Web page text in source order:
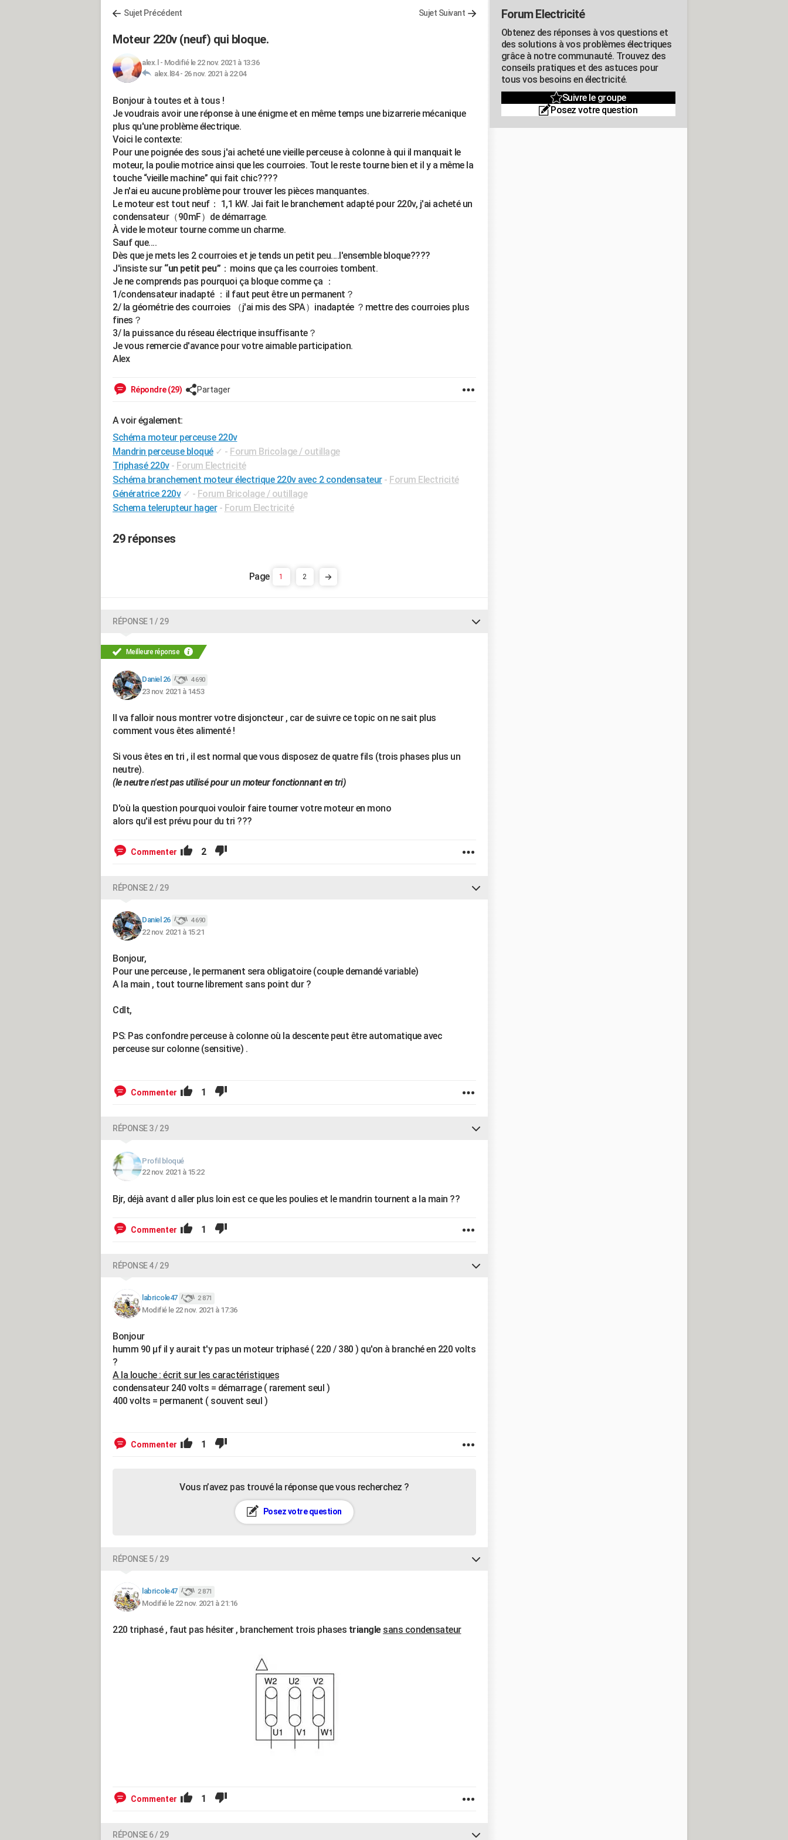
Sujet Précédent Sujet Suivant
Moteur 220v (neuf) qui bloque.
alex.l - Modifié le 22 nov. 2021 à 13:36
alex.l84 - 26 nov. 2021 à 22:04
Bonjour à toutes et à tous !
Je voudrais avoir une réponse à une énigme et en même temps une bizarrerie mécanique
plus qu'une problème électrique.
Voici le contexte:
Pour une poignée des sous j'ai acheté une vieille perceuse à colonne à qui il manquait le
moteur, la poulie motrice ainsi que les courroies. Tout le reste tourne bien et il y a même la
touche “vieille machine” qui fait chic????
Je n'ai eu aucune problème pour trouver les pièces manquantes.
Le moteur est tout neuf： 1,1 kW. Jai fait le branchement adapté pour 220v, j'ai acheté un
condensateur（90mF）de démarrage.
À vide le moteur tourne comme un charme.
Sauf que....
Dès que je mets les 2 courroies et je tends un petit peu....l'ensemble bloque????
J'insiste sur “un petit peu” ：moins que ça les courroies tombent.
Je ne comprends pas pourquoi ça bloque comme ça ：
1/condensateur inadapté ：il faut peut être un permanent？
2/ la géométrie des courroies （j'ai mis des SPA）inadaptée ？mettre des courroies plus
fines？
3/ la puissance du réseau électrique insuffisante？
Je vous remercie d'avance pour votre aimable participation.
Alex
Répondre (29) Partager
A voir également:
Schéma moteur perceuse 220v
Mandrin perceuse bloqué ✓ - Forum Bricolage / outillage
Triphasé 220v - Forum Electricité
Schéma branchement moteur électrique 220v avec 2 condensateur - Forum Electricité
Génératrice 220v ✓ - Forum Bricolage / outillage
Schema telerupteur hager - Forum Electricité
29 réponses
1 2
RÉPONSE 1 / 29
Meilleure réponse
Daniel 26 4 690
23 nov. 2021 à 14:53
Il va falloir nous montrer votre disjoncteur , car de suivre ce topic on ne sait plus
comment vous êtes alimenté !
Si vous êtes en tri , il est normal que vous disposez de quatre fils (trois phases plus un
neutre).
(le neutre n'est pas utilisé pour un moteur fonctionnant en tri)
D'où la question pourquoi vouloir faire tourner votre moteur en mono
alors qu'il est prévu pour du tri ???
Commenter 2
RÉPONSE 2 / 29
Daniel 26 4 690
22 nov. 2021 à 15:21
Bonjour,
Pour une perceuse , le permanent sera obligatoire (couple demandé variable)
A la main , tout tourne librement sans point dur ?
Cdlt,
PS: Pas confondre perceuse à colonne où la descente peut être automatique avec
perceuse sur colonne (sensitive) .
Commenter 1
RÉPONSE 3 / 29
Profil bloqué
22 nov. 2021 à 15:22
Bjr, déjà avant d aller plus loin est ce que les poulies et le mandrin tournent a la main ??
Commenter 1
RÉPONSE 4 / 29
labricole47 2 871
Modifié le 22 nov. 2021 à 17:36
Bonjour
humm 90 µf il y aurait t'y pas un moteur triphasé ( 220 / 380 ) qu'on à branché en 220 volts
?
A la louche : écrit sur les caractéristiques
condensateur 240 volts = démarrage ( rarement seul )
400 volts = permanent ( souvent seul )
Commenter 1
Vous n’avez pas trouvé la réponse que vous recherchez ?
Posez votre question
RÉPONSE 5 / 29
labricole47 2 871
Modifié le 22 nov. 2021 à 21:16
220 triphasé , faut pas hésiter , branchement trois phases triangle sans condensateur
Commenter 1
RÉPONSE 6 / 29
Forum Electricité
Obtenez des réponses à vos questions et
des solutions à vos problèmes électriques
grâce à notre communauté. Trouvez des
conseils pratiques et des astuces pour
tous vos besoins en électricité.
Suivre le groupe
Posez votre question